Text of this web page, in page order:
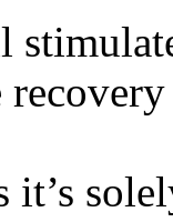
recovery
it’s